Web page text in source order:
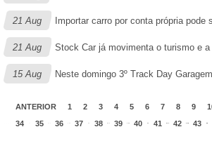
21 Aug Importar carro por conta própria pode
21 Aug Stock Car já movimenta o turismo e
15 Aug Neste domingo 3º Track Day
ANTERIOR 1 2 3 4 5 6 7 8 9
34
35 36 37 38 39 40 41 42 43